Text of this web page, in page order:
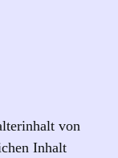
von
Inhalt